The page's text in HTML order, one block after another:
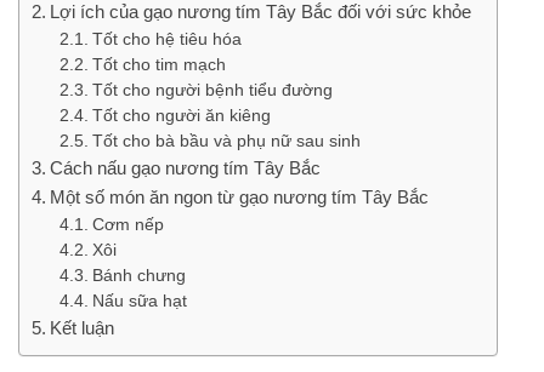
Lợi ích của gạo nương tím Tây Bắc đối với sức khỏe
Tốt cho hệ tiêu hóa
Tốt cho tim mạch
Tốt cho người bệnh tiểu đường
Tốt cho người ăn kiêng
Tốt cho bà bầu và phụ nữ sau sinh
Cách nấu gạo nương tím Tây Bắc
Một số món ăn ngon từ gạo nương tím Tây Bắc
Cơm nếp
Xôi
Bánh chưng
Nấu sữa hạt
Kết luận